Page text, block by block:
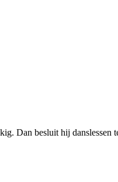
Dan besluit hij danslessen